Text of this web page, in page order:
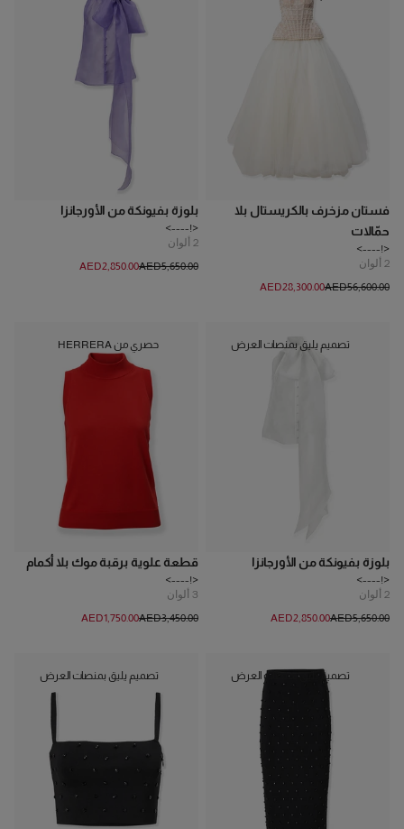
فستان مزخرف بالكريستال بلا
حمّالات
<!---->
2 ألوان
AED‌56,600.00
AED‌28,300.00
بلوزة بفيونكة من الأورجانزا
<!---->
2 ألوان
AED‌5,650.00
AED‌2,850.00
تصميم يليق بمنصات العرض
بلوزة بفيونكة من الأورجانزا
<!---->
2 ألوان
AED‌5,650.00
AED‌2,850.00
حصري من HERRERA
قطعة علوية برقبة موك بلا أكمام
<!---->
3 ألوان
AED‌3,450.00
AED‌1,750.00
تصميم يليق بمنصات العرض تصميم يليق بمنصات العرض